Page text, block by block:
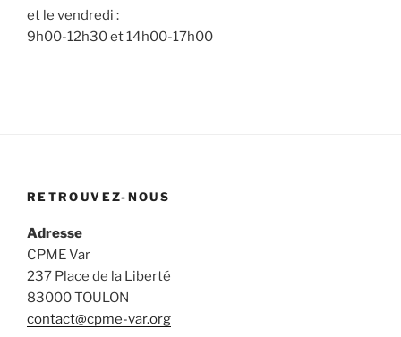
et le vendredi :
9h00-12h30 et 14h00-17h00
RETROUVEZ-NOUS
Adresse
CPME Var
237 Place de la Liberté
83000 TOULON
contact@cpme-var.org